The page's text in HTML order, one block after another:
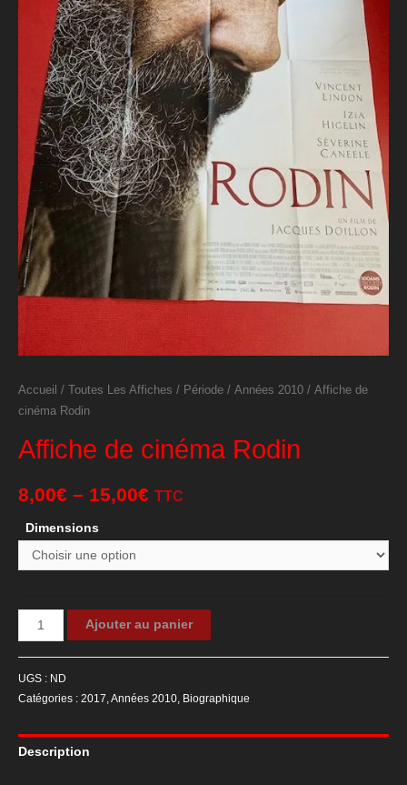
Accueil / Toutes Les Affiches / Période / Années 2010 / Affiche de
cinéma Rodin
Affiche de cinéma Rodin
8,00€ – 15,00€ TTC
Dimensions
quantité
de
Rodin
Ajouter au panier
UGS : ND
Catégories : 2017,Années 2010, Biographique
Description